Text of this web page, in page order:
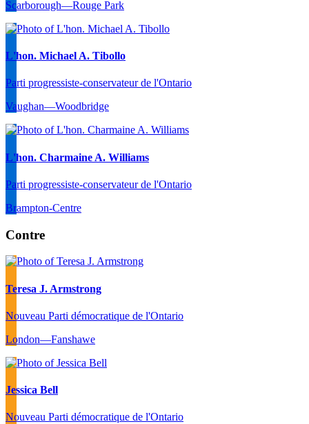
Scarborough—Rouge Park
L'hon. Michael A. Tibollo
Parti progressiste-conservateur de l'Ontario
Vaughan—Woodbridge
L'hon. Charmaine A. Williams
Parti progressiste-conservateur de l'Ontario
Brampton-Centre
Contre
Teresa J. Armstrong
Nouveau Parti démocratique de l'Ontario
London—Fanshawe
Jessica Bell
Nouveau Parti démocratique de l'Ontario